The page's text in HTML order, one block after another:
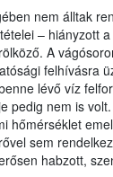
nem álltak
– hiányzott
A
felhívásra
lévő víz
pedig nem is
hőmérséklet
sem
habzott,